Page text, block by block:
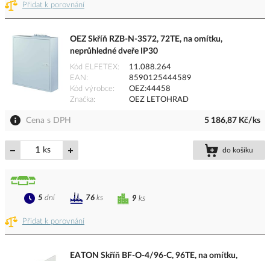
Přidat k porovnání
OEZ Skříň RZB-N-3S72, 72TE, na omítku,
neprůhledné dveře IP30
Kód ELFETEX
11.088.264
EAN
8590125444589
Kód výrobce
OEZ:44458
Značka
OEZ LETOHRAD
Cena s DPH 5 186,87 Kč/ks
ks do košíku
Přidat k porovnání
9 ks
5 dní 76 ks
EATON Skříň BF-O-4/96-C, 96TE, na omítku,